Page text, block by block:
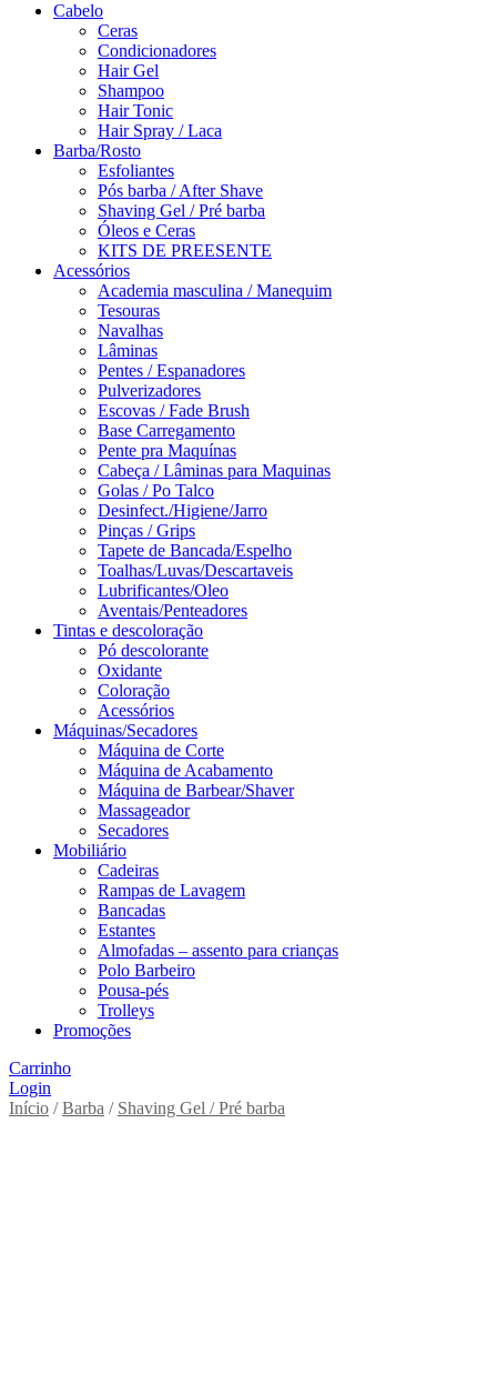
Cabelo
Ceras
Condicionadores
Hair Gel
Shampoo
Hair Tonic
Hair Spray / Laca
Barba/Rosto
Esfoliantes
Pós barba / After Shave
Shaving Gel / Pré barba
Óleos e Ceras
KITS DE PREESENTE
Acessórios
Academia masculina / Manequim
Tesouras
Navalhas
Lâminas
Pentes / Espanadores
Pulverizadores
Escovas / Fade Brush
Base Carregamento
Pente pra Maquínas
Cabeça / Lâminas para Maquinas
Golas / Po Talco
Desinfect./Higiene/Jarro
Pinças / Grips
Tapete de Bancada/Espelho
Toalhas/Luvas/Descartaveis
Lubrificantes/Oleo
Aventais/Penteadores
Tintas e descoloração
Pó descolorante
Oxidante
Coloração
Acessórios
Máquinas/Secadores
Máquina de Corte
Máquina de Acabamento
Máquina de Barbear/Shaver
Massageador
Secadores
Mobiliário
Cadeiras
Rampas de Lavagem
Bancadas
Estantes
Almofadas – assento para crianças
Polo Barbeiro
Pousa-pés
Trolleys
Promoções
Carrinho
Login
Início /Barba / Shaving Gel / Pré barba